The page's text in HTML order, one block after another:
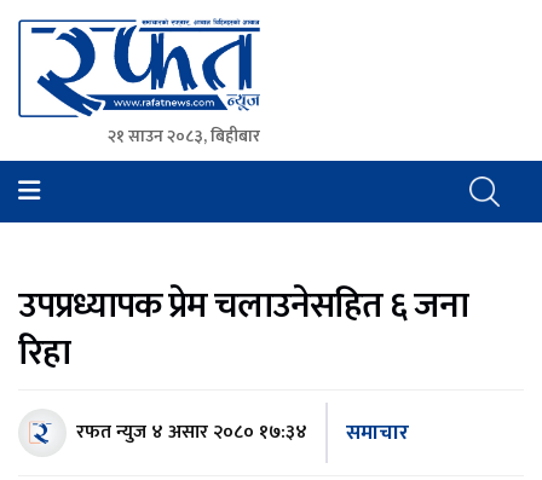
Rafat News
समाचारको रफ्तार, आवाज बिहिनहरुको आवाज
२१ साउन २०८३, बिहीबार
उपप्रध्यापक प्रेम चलाउनेसहित ६ जना
रिहा
रफत न्युज४ असार २०८० १७:३४ समाचार